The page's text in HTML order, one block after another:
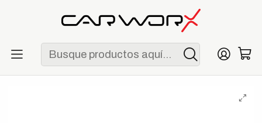
ENVÍO GRATIS POR COMPRAS MAYORES A S/ 250
Chemical Guys VSS One-Step Scratch & Swirl Remover
Compound Polish